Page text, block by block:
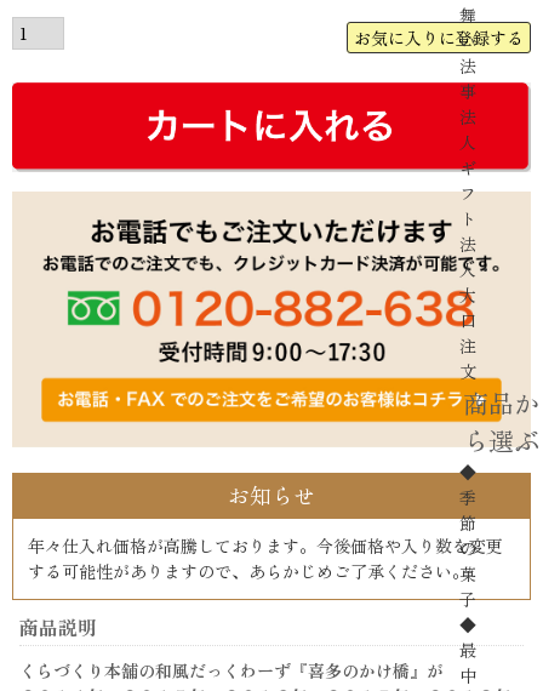
舞
い
法
事
法
人
ギ
フ
ト
法
人・
大
口
注
文
商品か
ら選ぶ
◆
季
節
の
菓
子
◆
最
中
お気に入りに登録する
お知らせ
年々仕入れ価格が高騰しております。今後価格や入り数を変更
する可能性がありますので、あらかじめご了承ください。
商品説明
くらづくり本舗の和風だっくわーず『喜多のかけ橋』が